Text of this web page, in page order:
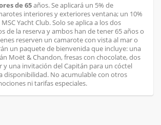
de 65años. Se aplicará un 5% de
interiores y exteriores ventana; un 10%
Yacht Club. Solo se aplica a los dos
de la reserva y ambos han de tener 65 años o
reserven un camarote con vista al mar o
un paquete de bienvenida que incluye: una
Moët & Chandon, fresas con chocolate, dos
y una invitación del Capitán para un cóctel
disponibilidad. No acumulable con otros
ni tarifas especiales.